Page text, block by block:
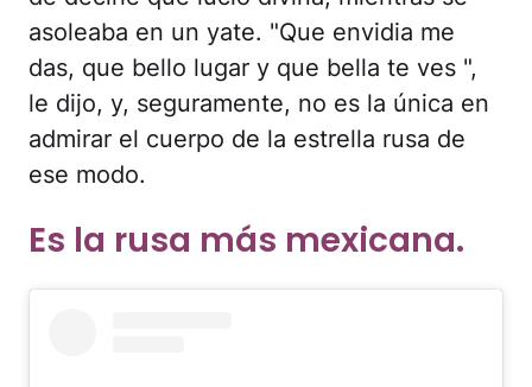
asoleaba en un yate. "Que envidia me
das, que bello lugar y que bella te ves ",
le dijo, y, seguramente, no es la única en
admirar el cuerpo de la estrella rusa de
ese modo.
Es la rusa más mexicana.